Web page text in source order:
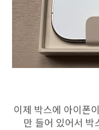
이제 박스에 아이폰
만 들어 있어서 박